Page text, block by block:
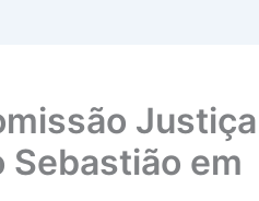
Sebastião em